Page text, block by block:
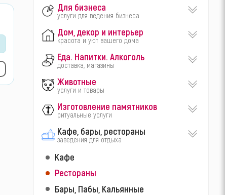
Для бизнеса
услуги для ведения бизнеса
Дом, декор и интерьер
красота и уют вашего дома
Еда. Напитки. Алкоголь
доставка, магазины
Животные
услуги и товары
Изготовление памятников
ритуальные услуги
Кафе, бары, рестораны
заведения для отдыха
Кафе
Рестораны
Бары, Пабы, Кальянные